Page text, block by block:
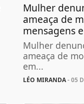
Mulher
ameaça de
mensagens
Mulher
ameaça de
em...
LÉO MIRANDA- 05